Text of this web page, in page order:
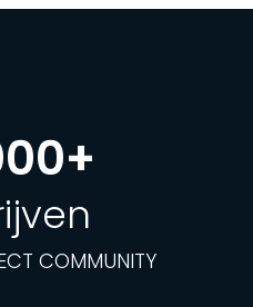
COMMUNITY